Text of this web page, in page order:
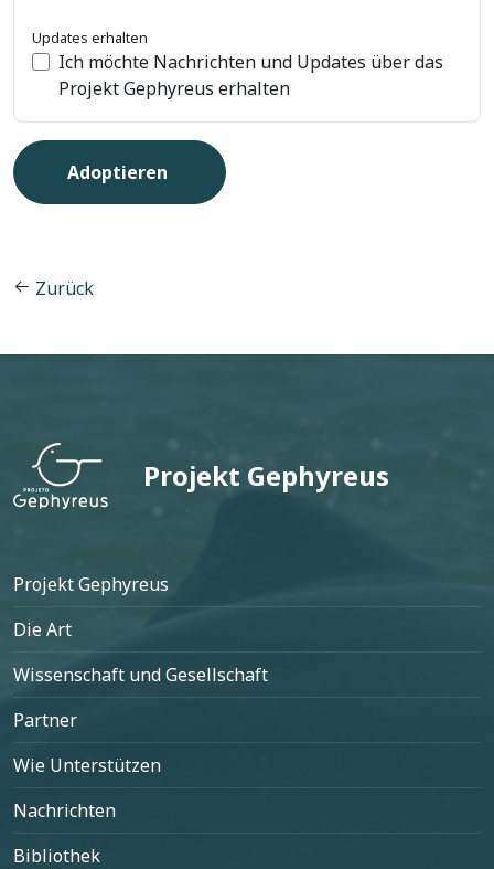
Updates erhalten
Ich möchte Nachrichten und Updates über das
Projekt Gephyreus erhalten
Zurück
Projekt Gephyreus
Fußzeile
Projekt Gephyreus
Die Art
Wissenschaft und Gesellschaft
Partner
Wie Unterstützen
Nachrichten
Bibliothek